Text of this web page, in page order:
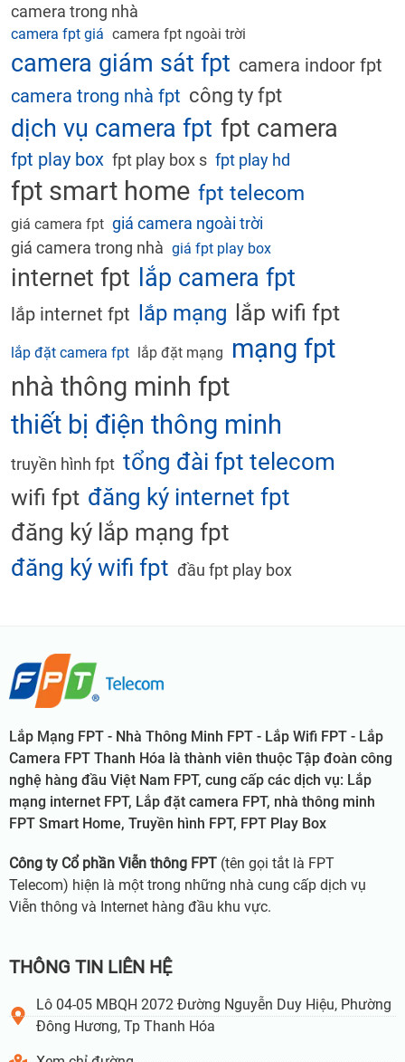
camera trong nhà
camera fpt giá camera fpt ngoài trời
camera giám sát fpt camera indoor fpt
camera trong nhà fpt công ty fpt
dịch vụ camera fpt fpt camera
fpt play box fpt play box s fpt play hd
fpt smart home fpt telecom
giá camera fpt giá camera ngoài trời
giá camera trong nhà giá fpt play box
internet fpt lắp camera fpt
lắp internet fpt lắp mạng lắp wifi fpt
lắp đặt camera fpt lắp đặt mạng mạng fpt
nhà thông minh fpt
thiết bị điện thông minh
truyền hình fpt tổng đài fpt telecom
wifi fpt đăng ký internet fpt
đăng ký lắp mạng fpt
đăng ký wifi fpt đầu fpt play box
Lắp Mạng FPT - Nhà Thông Minh FPT - Lắp Wifi FPT - Lắp
Camera FPT Thanh Hóa là thành viên thuộc Tập đoàn công
nghệ hàng đầu Việt Nam FPT, cung cấp các dịch vụ: Lắp
mạng internet FPT, Lắp đặt camera FPT, nhà thông minh
FPT Smart Home, Truyền hình FPT, FPT Play Box
Công ty Cổ phần Viễn thông FPT (tên gọi tắt là FPT
Telecom) hiện là một trong những nhà cung cấp dịch vụ
Viễn thông và Internet hàng đầu khu vực.
THÔNG TIN LIÊN HỆ
Lô 04-05 MBQH 2072 Đường Nguyễn Duy Hiệu, Phường
Đông Hương, Tp Thanh Hóa